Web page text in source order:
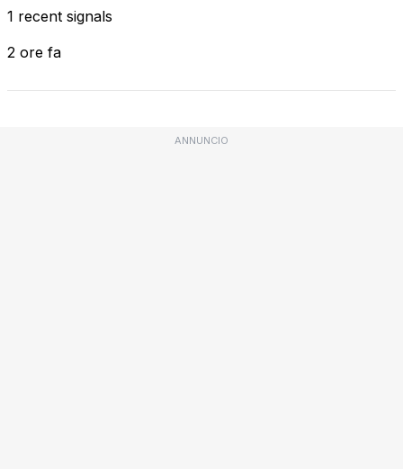
1 recent signals
2 ore fa
ANNUNCIO